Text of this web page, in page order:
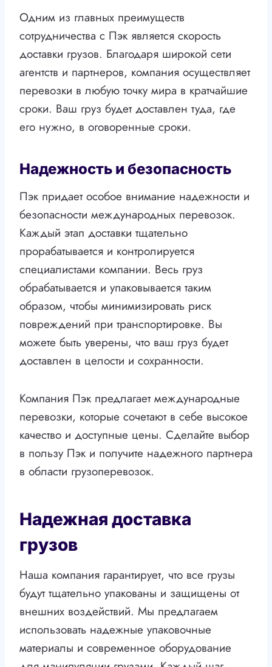
Одним из главных преимуществ
сотрудничества с Пэк является скорость
доставки грузов. Благодаря широкой сети
агентств и партнеров, компания осуществляет
перевозки в любую точку мира в кратчайшие
сроки. Ваш груз будет доставлен туда, где
его нужно, в оговоренные сроки.
Надежность и безопасность
Пэк придает особое внимание надежности и
безопасности международных перевозок.
Каждый этап доставки тщательно
прорабатывается и контролируется
специалистами компании. Весь груз
обрабатывается и упаковывается таким
образом, чтобы минимизировать риск
повреждений при транспортировке. Вы
можете быть уверены, что ваш груз будет
доставлен в целости и сохранности.
Компания Пэк предлагает международные
перевозки, которые сочетают в себе высокое
качество и доступные цены. Сделайте выбор
в пользу Пэк и получите надежного партнера
в области грузоперевозок.
Надежная доставка
грузов
Наша компания гарантирует, что все грузы
будут тщательно упакованы и защищены от
внешних воздействий. Мы предлагаем
использовать надежные упаковочные
материалы и современное оборудование